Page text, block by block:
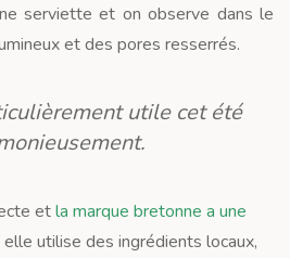
serviette et on observe dans le
et des pores resserrés.
utile cet été
etla marque bretonne a une
elle utilise des ingrédients locaux,